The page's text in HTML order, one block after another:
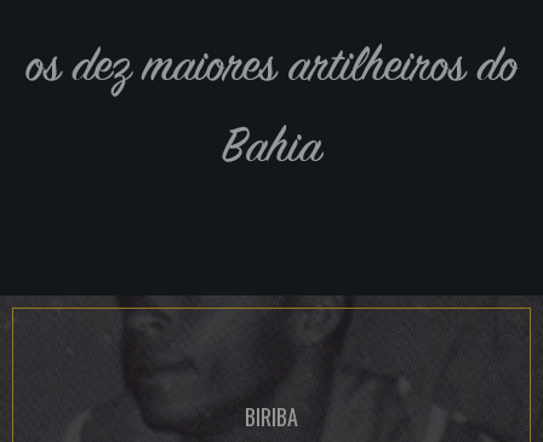
os dez maiores artilheiros do
Bahia
BIRIBA